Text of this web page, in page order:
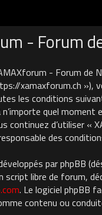
- Forum
- Forum de
xamaxforum.ch »),
les conditions
quel
continuez d’utiliser «
des
par phpBB
script libre de forum,
. Le logiciel phpBB
contenu ou